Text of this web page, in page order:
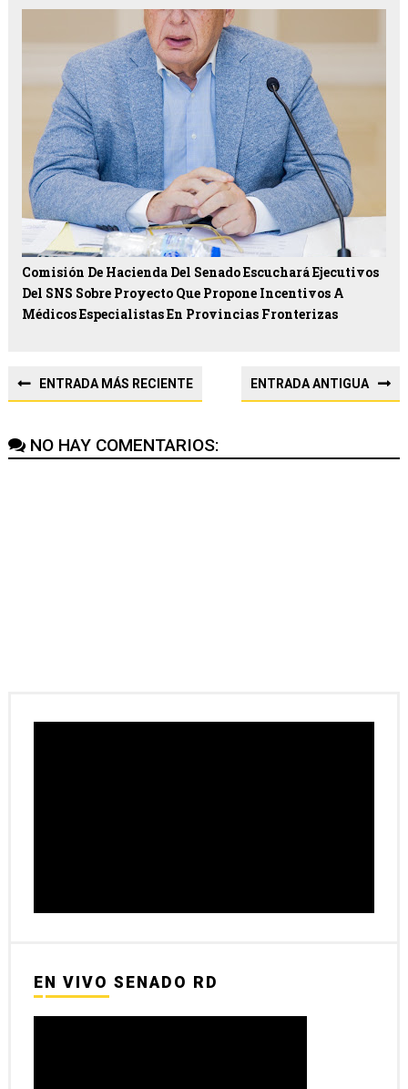
Comisión De Hacienda Del Senado Escuchará Ejecutivos
Del SNS Sobre Proyecto Que Propone Incentivos A
Médicos Especialistas En Provincias Fronterizas
ENTRADA MÁS RECIENTE ENTRADA ANTIGUA
NO HAY COMENTARIOS:
EN VIVO SENADO RD